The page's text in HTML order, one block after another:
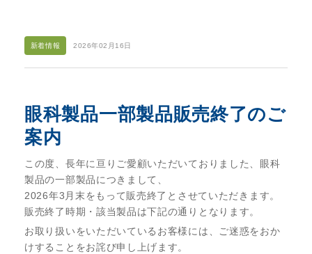
新着情報 2026年02月16日
眼科製品一部製品販売終了のご
案内
この度、長年に亘りご愛顧いただいておりました、眼科
製品の一部製品につきまして、
2026年3月末をもって販売終了とさせていただきます。
販売終了時期・該当製品は下記の通りとなります。
お取り扱いをいただいているお客様には、ご迷惑をおか
けすることをお詫び申し上げます。